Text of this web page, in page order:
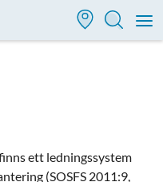
ett ledningssystem
(SOSFS 2011:9,